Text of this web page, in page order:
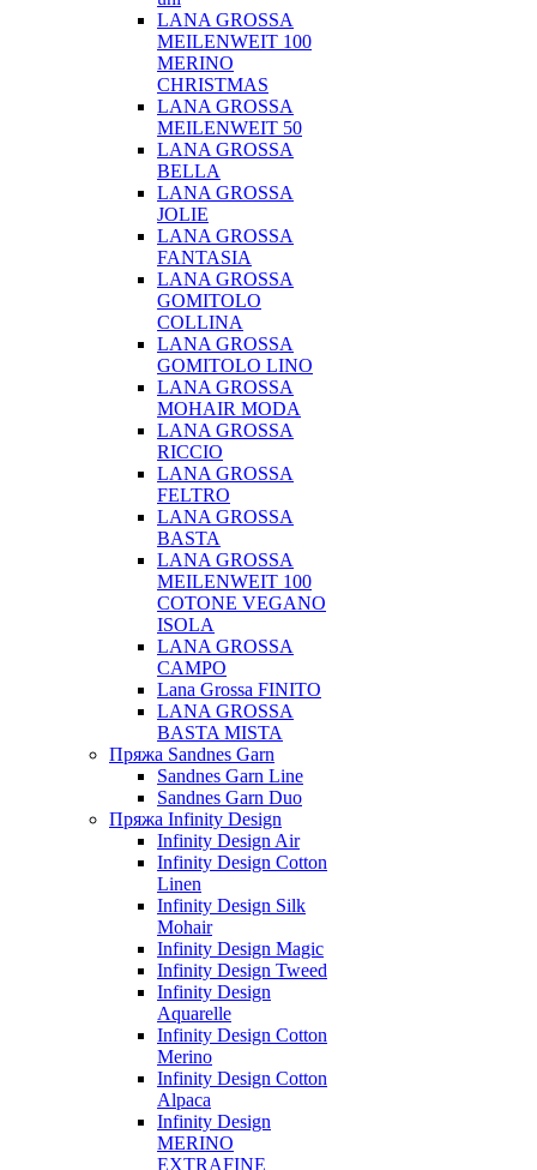
LANA GROSSA
MEILENWEIT 100
MERINO
CHRISTMAS
LANA GROSSA
MEILENWEIT 50
LANA GROSSA
BELLA
LANA GROSSA
JOLIE
LANA GROSSA
FANTASIA
LANA GROSSA
GOMITOLO
COLLINA
LANA GROSSA
GOMITOLO LINO
LANA GROSSA
MOHAIR MODA
LANA GROSSA
RICCIO
LANA GROSSA
FELTRO
LANA GROSSA
BASTA
LANA GROSSA
MEILENWEIT 100
COTONE VEGANO
ISOLA
LANA GROSSA
CAMPO
Lana Grossa FINITO
LANA GROSSA
BASTA MISTA
Пряжа Sandnes Garn
Sandnes Garn Line
Sandnes Garn Duo
Пряжа Infinity Design
Infinity Design Air
Infinity Design Cotton
Linen
Infinity Design Silk
Mohair
Infinity Design Magic
Infinity Design Tweed
Infinity Design
Aquarelle
Infinity Design Cotton
Merino
Infinity Design Cotton
Alpaca
Infinity Design
MERINO
EXTRAFINE